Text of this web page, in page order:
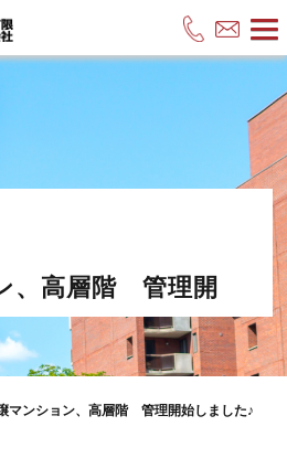
、高層階 管理開
マンション、高層階 管理開始しました♪